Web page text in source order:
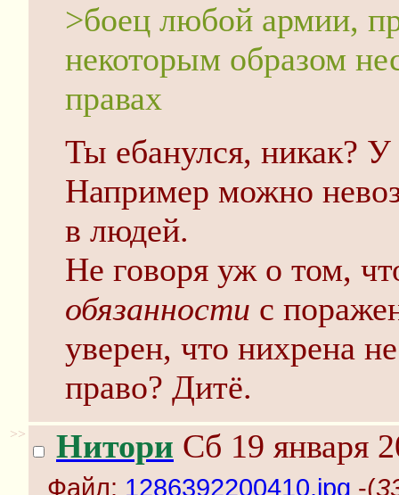
>боец любой армии,
некоторым образом
правах
Ты ебанулся, никак?
Например можно
в людей.
Не говоря уж о том,
обязанности с
уверен, что нихрена
право? Дитё.
>> Нитори Сб 19 января
Файл: 1286392200410.jpg -(